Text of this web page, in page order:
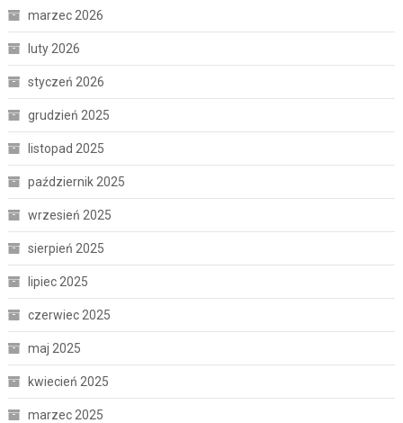
marzec 2026
luty 2026
styczeń 2026
grudzień 2025
listopad 2025
październik 2025
wrzesień 2025
sierpień 2025
lipiec 2025
czerwiec 2025
maj 2025
kwiecień 2025
marzec 2025